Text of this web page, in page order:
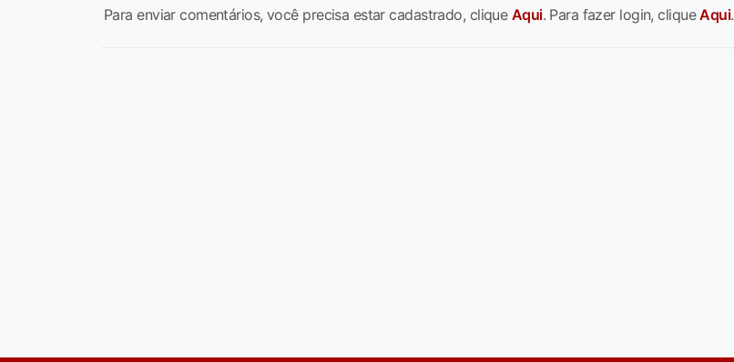
Para enviar comentários, você precisa estar cadastrado, clique Aqui. Para fazer login, cliqueAqui.